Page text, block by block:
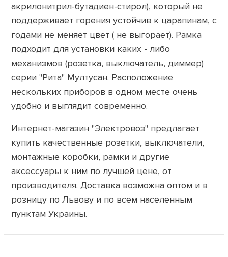
акрилонитрил-бутадиен-стирол), который не
поддерживает горения устойчив к царапинам, с
годами не меняет цвет ( не выгорает). Рамка
подходит для установки каких - либо
механизмов (розетка, выключатель, диммер)
серии "Рита" Мултусан. Расположение
нескольких приборов в одном месте очень
удобно и выглядит современно.
Интернет-магазин "Электровоз" предлагает
купить качественные розетки, выключатели,
монтажные коробки, рамки и другие
аксессуары к ним по лучшей цене, от
производителя. Доставка возможна оптом и в
розницу по Львову и по всем населенным
пунктам Украины.